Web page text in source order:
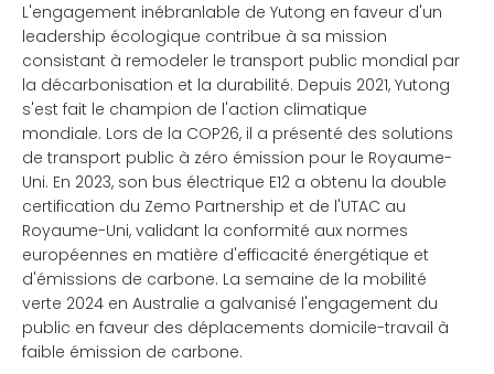
L'engagement inébranlable de Yutong en faveur d'un
leadership écologique contribue à sa mission
consistant à remodeler le transport public mondial par
la décarbonisation et la durabilité. Depuis 2021, Yutong
s'est fait le champion de l'action climatique
mondiale. Lors de la COP26, il a présenté des solutions
de transport public à zéro émission pour le Royaume-
Uni. En 2023, son bus électrique E12 a obtenu la double
certification du Zemo Partnership et de l'UTAC au
Royaume-Uni, validant la conformité aux normes
européennes en matière d'efficacité énergétique et
d'émissions de carbone. La semaine de la mobilité
verte 2024 en Australie a galvanisé l'engagement du
public en faveur des déplacements domicile-travail à
faible émission de carbone.